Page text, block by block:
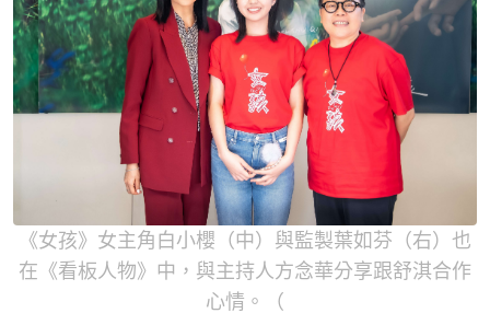
《女孩》女主角白小櫻（中）與監製葉如芬（右）也
在《看板人物》中，與主持人方念華分享跟舒淇合作
心情。（